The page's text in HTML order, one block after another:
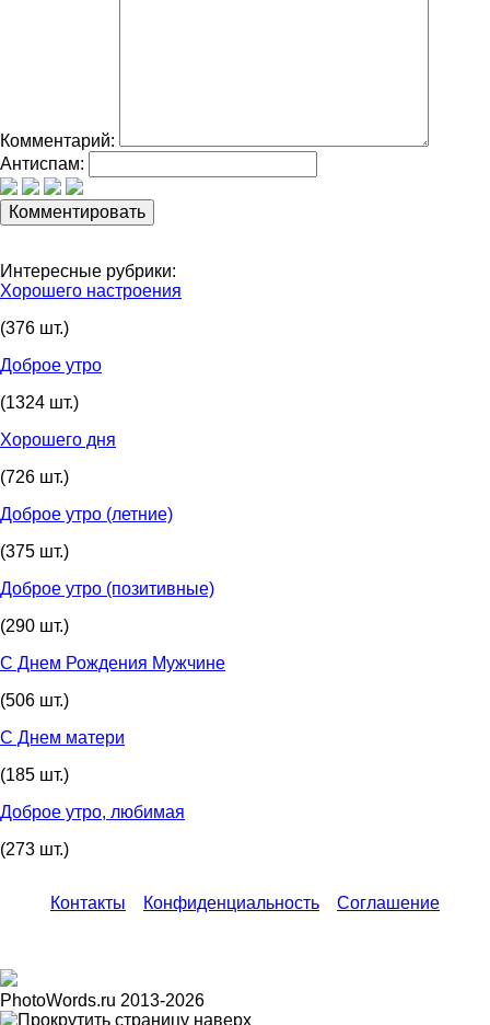
Комментарий:
Антиспам:
Интересные рубрики:
Хорошего настроения
(376 шт.)
Доброе утро
(1324 шт.)
Хорошего дня
(726 шт.)
Доброе утро (летние)
(375 шт.)
Доброе утро (позитивные)
(290 шт.)
С Днем Рождения Мужчине
(506 шт.)
С Днем матери
(185 шт.)
Доброе утро, любимая
(273 шт.)
Контакты Конфиденциальность Соглашение
PhotoWords.ru 2013-2026